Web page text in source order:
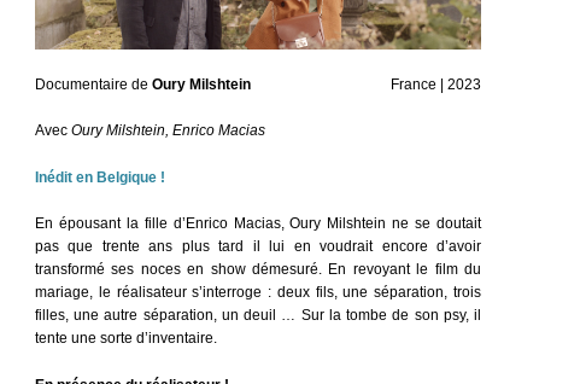
Documentaire de Oury Milshtein France | 2023
Avec Oury Milshtein, Enrico Macias
Inédit en Belgique !
En épousant la fille d’Enrico Macias, Oury Milshtein ne se doutait
pas que trente ans plus tard il lui en voudrait encore d’avoir
transformé ses noces en show démesuré. En revoyant le film du
mariage, le réalisateur s’interroge : deux fils, une séparation, trois
filles, une autre séparation, un deuil … Sur la tombe de son psy, il
tente une sorte d’inventaire.